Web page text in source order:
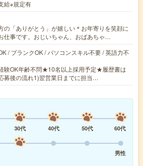
給※規定有
の「ありがとう」が嬉しい＊お年寄りを笑顔に
仕事です。おじいちゃん、おばあちゃ…
/ ブランクOK / パソコンスキル不要 / 英語力不
験OK年齢不問★10名以上採用予定★履歴書は
募後の流れ1)翌営業日までに担当…
30代 40代 50代
60代
男性